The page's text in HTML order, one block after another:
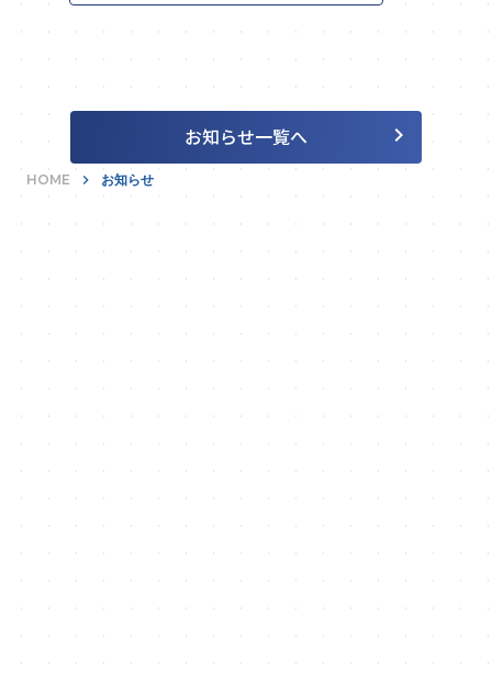
お知らせ一覧へ keyboard_arrow_right
HOME keyboard_arrow_right お知らせ
あらゆる無駄を富に。
03-6260-9300